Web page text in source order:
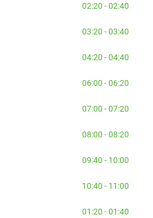
02:20 - 02:40
03:20 - 03:40
04:20 - 04:40
06:00 - 06:20
07:00 - 07:20
08:00 - 08:20
09:40 - 10:00
10:40 - 11:00
01:20 - 01:40